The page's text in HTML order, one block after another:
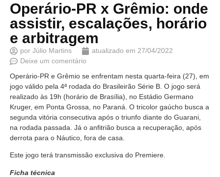
Operário-PR x Grêmio: onde
assistir, escalações, horário
e arbitragem
por Júlio Martins atualizado em 27/04/2022
Deixe um comentário
Operário-PR e Grêmio se enfrentam nesta quarta-feira (27), em
jogo válido pela 4ª rodada do Brasileirão Série B. O jogo será
realizado às 19h (horário de Brasília), no Estádio Germano
Kruger, em Ponta Grossa, no Paraná. O tricolor gaúcho busca a
segunda vitória consecutiva após o triunfo diante do Guarani,
na rodada passada. Já o anfitrião busca a recuperação, após
derrota para o Náutico, fora de casa.
Este jogo terá transmissão exclusiva do Premiere.
Ficha técnica